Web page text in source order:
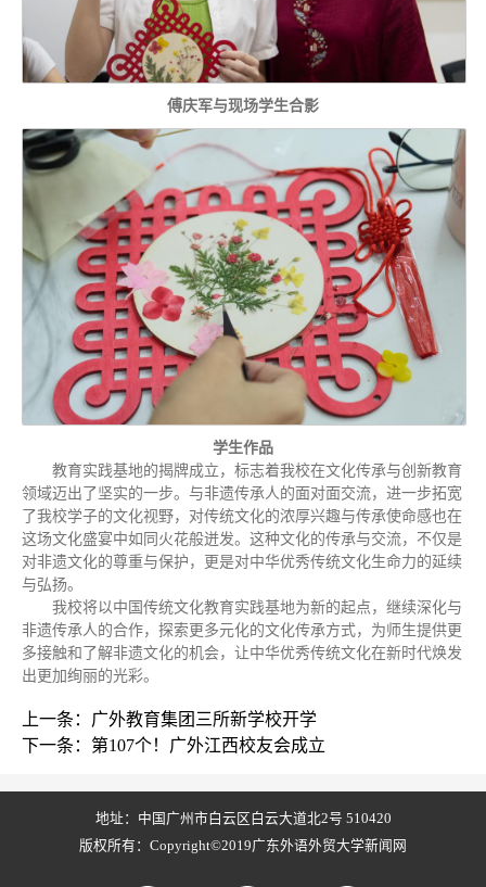
傅庆军与现场学生合影
学生作品
教育实践基地的揭牌成立，标志着我校在文化传承与创新教育
领域迈出了坚实的一步。与非遗传承人的面对面交流，进一步拓宽
了我校学子的文化视野，对传统文化的浓厚兴趣与传承使命感也在
这场文化盛宴中如同火花般迸发。这种文化的传承与交流，不仅是
对非遗文化的尊重与保护，更是对中华优秀传统文化生命力的延续
与弘扬。
我校将以中国传统文化教育实践基地为新的起点，继续深化与
非遗传承人的合作，探索更多元化的文化传承方式，为师生提供更
多接触和了解非遗文化的机会，让中华优秀传统文化在新时代焕发
出更加绚丽的光彩。
上一条：广外教育集团三所新学校开学
下一条：第107个！广外江西校友会成立
地址：中国广州市白云区白云大道北2号 510420
版权所有：Copyright©2019广东外语外贸大学新闻网